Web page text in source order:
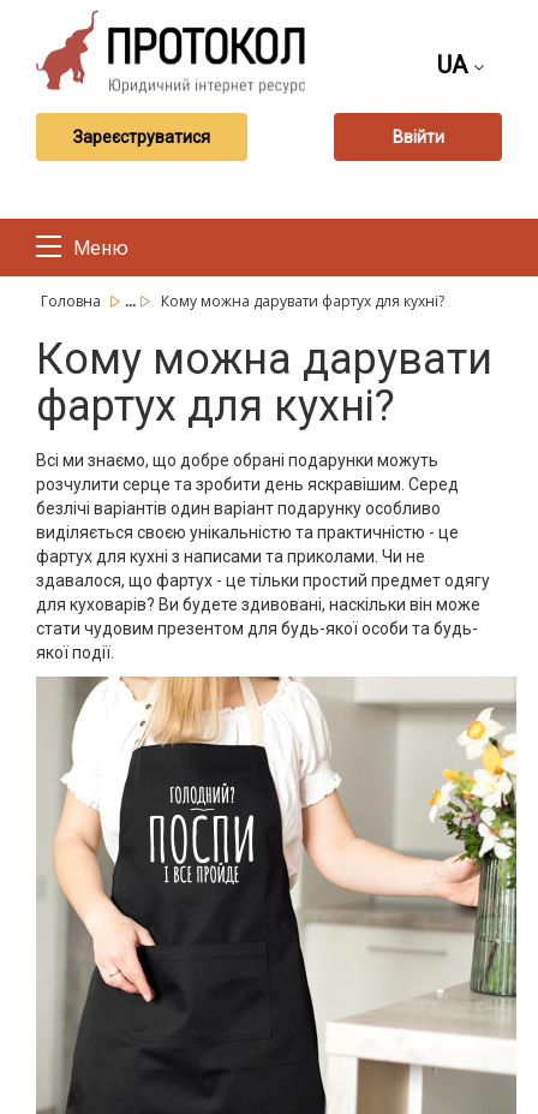
UA
Зареєструватися Ввійти
Меню
Головна ... Кому можна дарувати фартух для кухні?
Кому можна дарувати
фартух для кухні?
Всі ми знаємо, що добре обрані подарунки можуть
розчулити серце та зробити день яскравішим. Серед
безлічі варіантів один варіант подарунку особливо
виділяється своєю унікальністю та практичністю - це
фартух для кухні з написами та приколами. Чи не
здавалося, що фартух - це тільки простий предмет одягу
для куховарів? Ви будете здивовані, наскільки він може
стати чудовим презентом для будь-якої особи та будь-
якої події.